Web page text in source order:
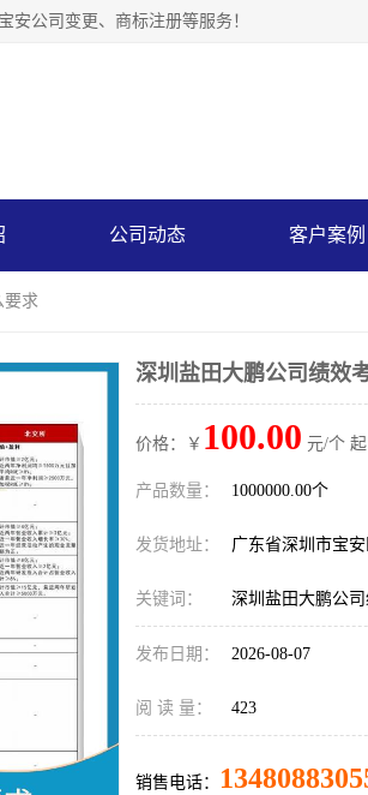
安公司变更、商标注册等服务！
公司动态 客户案例
要求
深圳盐田大鹏公司绩效
价格：￥ 100.00 元/个 起
产品数量： 1000000.00个
发货地址： 广东省深圳市宝
关键词： 深圳盐田大鹏公
发布日期： 2026-08-07
阅 读 量： 423
销售电话：